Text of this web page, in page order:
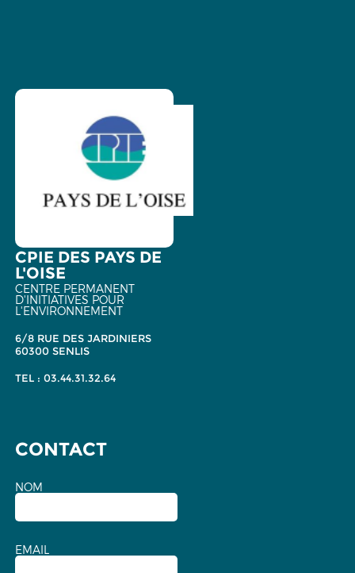
CPIE DES PAYS DE
L'OISE
CENTRE PERMANENT
D'INITIATIVES POUR
L'ENVIRONNEMENT
6/8 RUE DES JARDINIERS
60300 SENLIS
TEL : 03.44.31.32.64
CONTACT
NOM
EMAIL